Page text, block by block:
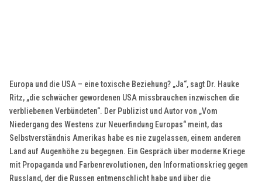
Europa und die USA – eine toxische Beziehung? „Ja“, sagt Dr. Hauke
Ritz, „die schwächer gewordenen USA missbrauchen inzwischen die
verbliebenen Verbündeten“. Der Publizist und Autor von „Vom
Niedergang des Westens zur Neuerfindung Europas“ meint, das
Selbstverständnis Amerikas habe es nie zugelassen, einem anderen
Land auf Augenhöhe zu begegnen. Ein Gespräch über moderne Kriege
mit Propaganda und Farbenrevolutionen, den Informationskrieg gegen
Russland, der die Russen entmenschlicht habe und über die